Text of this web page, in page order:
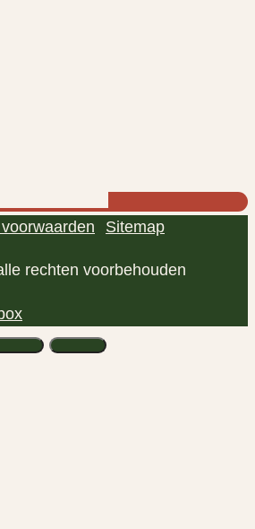
Sitemap
rechten voorbehouden